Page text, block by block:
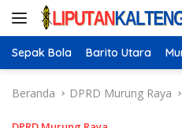
Langsung
Sepak Bola Barito Utara
Beranda DPRD Murung Raya